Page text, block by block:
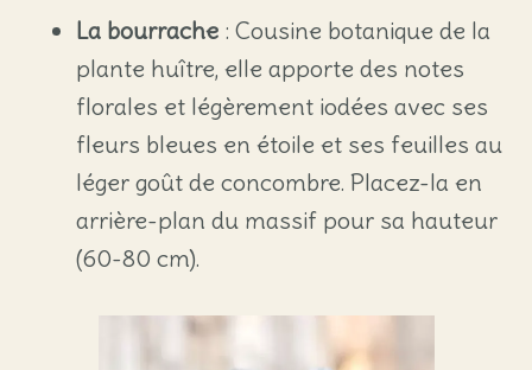
La bourrache : Cousine botanique de la
plante huître, elle apporte des notes
florales et légèrement iodées avec ses
fleurs bleues en étoile et ses feuilles au
léger goût de concombre. Placez-la en
arrière-plan du massif pour sa hauteur
(60-80 cm).